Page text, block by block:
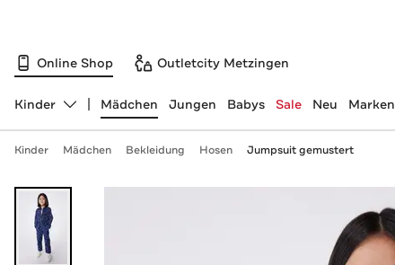
Online Shop Outletcity Metzingen
Abteilung ändern, ausgewählt:
Kinder Mädchen Jungen Babys Sale Neu Marken
Kinder Mädchen Bekleidung Hosen Jumpsuit gemustert